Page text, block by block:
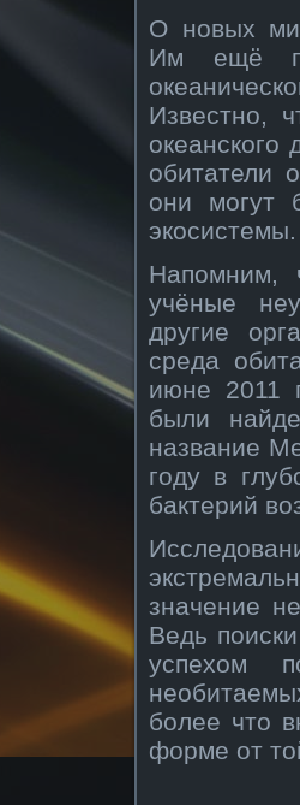
О новых
Им ещё
Известно,
обитатели
они могут
экосистемы.
Напомним,
учёные
другие
среда
июне 2011
были
название
году в
бактерий
значение
Ведь
успехом
более что
форме от